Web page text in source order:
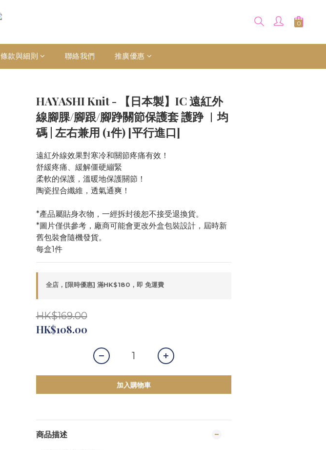
條款與細則 聯絡我們 推廣優惠
HAYASHI Knit - 【日本製】IC 遠紅外
線腳腂/腳跟/腳踭關節保護套 護踭 ︱均
碼 | 左右兼用 (1件) [平行進口]
遠紅外線效果對寒冷和關節疼痛有效！
舒緩疼痛、緩解僵硬繃緊
柔軟的保護，溫暖地保護關節！
陶瓷捏合纖維，透氣通爽！
*​​產品屬貼身衣物，一經拆封後恕不接受退換貨。
*圖片僅供參考，廠商可能會更改外盒包裝設計，屆時新
舊包裝會隨機發貨。
每盒1件
全店，[限時優惠] 滿HK$180，即 免運費
HK$169.00
HK$108.00
加入購物車
商品描述